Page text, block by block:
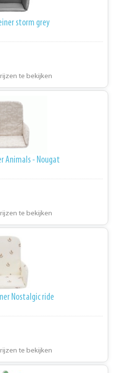
storm grey
te bekijken
Animals - Nougat
te bekijken
Nostalgic ride
te bekijken